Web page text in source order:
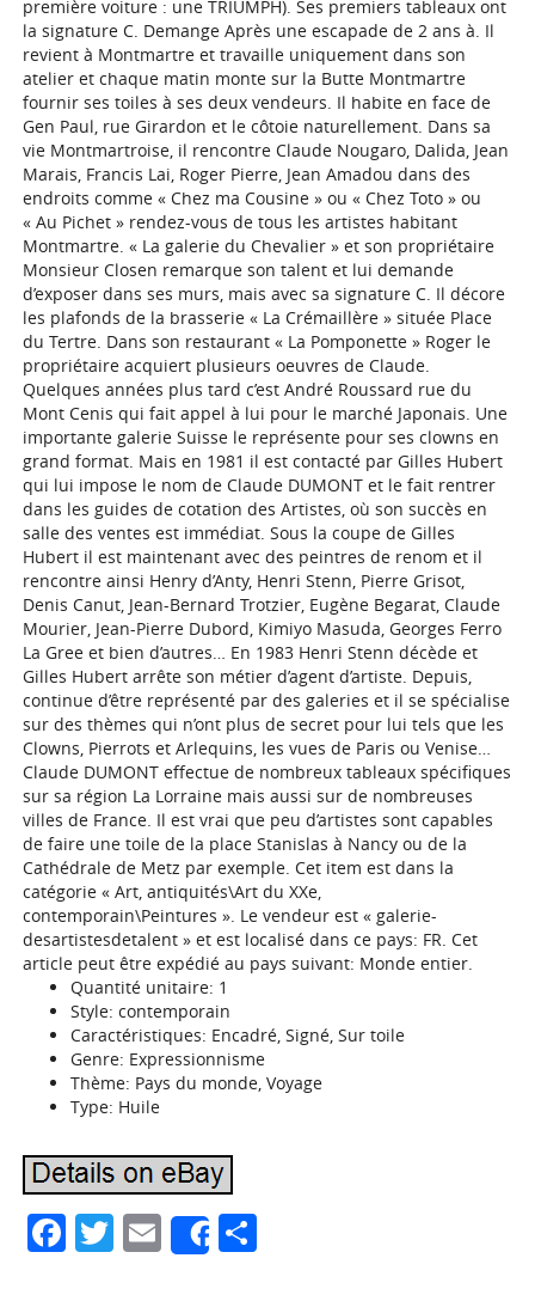
première voiture : une TRIUMPH). Ses premiers tableaux ont
la signature C. Demange Après une escapade de 2 ans à. Il
revient à Montmartre et travaille uniquement dans son
atelier et chaque matin monte sur la Butte Montmartre
fournir ses toiles à ses deux vendeurs. Il habite en face de
Gen Paul, rue Girardon et le côtoie naturellement. Dans sa
vie Montmartroise, il rencontre Claude Nougaro, Dalida, Jean
Marais, Francis Lai, Roger Pierre, Jean Amadou dans des
endroits comme « Chez ma Cousine » ou « Chez Toto » ou
« Au Pichet » rendez-vous de tous les artistes habitant
Montmartre. « La galerie du Chevalier » et son propriétaire
Monsieur Closen remarque son talent et lui demande
d’exposer dans ses murs, mais avec sa signature C. Il décore
les plafonds de la brasserie « La Crémaillère » située Place
du Tertre. Dans son restaurant « La Pomponette » Roger le
propriétaire acquiert plusieurs oeuvres de Claude.
Quelques années plus tard c’est André Roussard rue du
Mont Cenis qui fait appel à lui pour le marché Japonais. Une
importante galerie Suisse le représente pour ses clowns en
grand format. Mais en 1981 il est contacté par Gilles Hubert
qui lui impose le nom de Claude DUMONT et le fait rentrer
dans les guides de cotation des Artistes, où son succès en
salle des ventes est immédiat. Sous la coupe de Gilles
Hubert il est maintenant avec des peintres de renom et il
rencontre ainsi Henry d’Anty, Henri Stenn, Pierre Grisot,
Denis Canut, Jean-Bernard Trotzier, Eugène Begarat, Claude
Mourier, Jean-Pierre Dubord, Kimiyo Masuda, Georges Ferro
La Gree et bien d’autres… En 1983 Henri Stenn décède et
Gilles Hubert arrête son métier d’agent d’artiste. Depuis,
continue d’être représenté par des galeries et il se spécialise
sur des thèmes qui n’ont plus de secret pour lui tels que les
Clowns, Pierrots et Arlequins, les vues de Paris ou Venise…
Claude DUMONT effectue de nombreux tableaux spécifiques
sur sa région La Lorraine mais aussi sur de nombreuses
villes de France. Il est vrai que peu d’artistes sont capables
de faire une toile de la place Stanislas à Nancy ou de la
Cathédrale de Metz par exemple. Cet item est dans la
catégorie « Art, antiquités\Art du XXe,
contemporain\Peintures ». Le vendeur est « galerie-
desartistesdetalent » et est localisé dans ce pays: FR. Cet
article peut être expédié au pays suivant: Monde entier.
Quantité unitaire: 1
Style: contemporain
Caractéristiques: Encadré, Signé, Sur toile
Genre: Expressionnisme
Thème: Pays du monde, Voyage
Type: Huile
Facebook
Twitter
Email
Share